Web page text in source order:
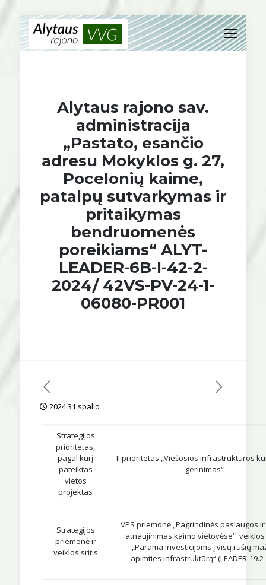
Alytaus rajono sav.
administracija
„Pastato, esančio
adresu Mokyklos g. 27,
Pocelonių kaime,
patalpų sutvarkymas ir
pritaikymas
bendruomenės
poreikiams“ ALYT-
LEADER-6B-I-42-2-
2024/ 42VS-PV-24-1-
06080-PR001
2024 31 spalio
Strategijos
prioritetas,
pagal kurį
pateiktas
vietos
projektas
II prioritetas „Viešosios infrastruktūros
gerinimas“
Strategijos
priemonė ir
veiklos sritis
VPS priemonė „Pagrindinės paslaugos
atnaujinimas kaimo vietovėse“
„Parama investicijoms į visų rūšių
apimties infrastruktūrą“ (LEADER-